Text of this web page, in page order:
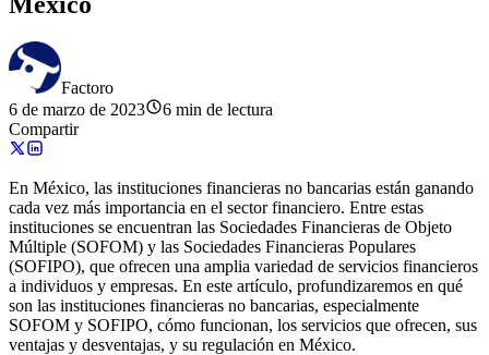
Factoro
6 de marzo de 2023
6 min de lectura
Compartir
En México, las instituciones financieras no bancarias están ganando
cada vez más importancia en el sector financiero. Entre estas
instituciones se encuentran las Sociedades Financieras de Objeto
Múltiple (SOFOM) y las Sociedades Financieras Populares
(SOFIPO), que ofrecen una amplia variedad de servicios financieros
a individuos y empresas. En este artículo, profundizaremos en qué
son las instituciones financieras no bancarias, especialmente
SOFOM y SOFIPO, cómo funcionan, los servicios que ofrecen, sus
ventajas y desventajas, y su regulación en México.